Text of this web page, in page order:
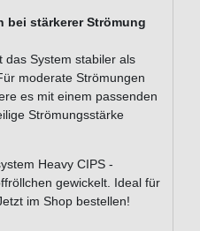
bei stärkerer Strömung
das System stabiler als
moderate Strömungen
es mit einem passenden
Strömungsstärke
Heavy CIPS -
gewickelt. Ideal für
im Shop bestellen!